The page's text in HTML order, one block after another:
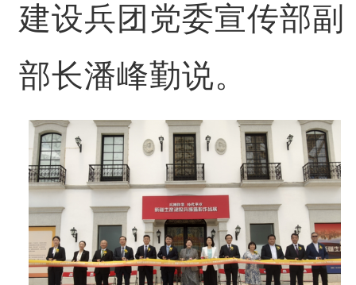
建设兵团党委宣传部副
部长潘峰勤说。